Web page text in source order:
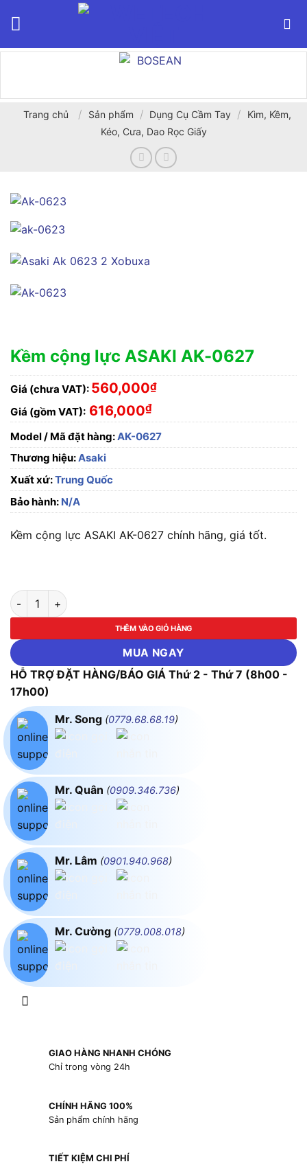
Trang chủ / Sản phẩm / Dụng Cụ Cầm Tay /
Kìm, Kềm,
Kéo, Cưa, Dao Rọc Giấy
Kềm cộng lực ASAKI AK-0627
Giá (chưa VAT): 560,000₫
Giá (gồm VAT): 616,000₫
Model / Mã đặt hàng:AK-0627
Thương hiệu:Asaki
Xuất xứ:Trung Quốc
Bảo hành: N/A
Kềm cộng lực ASAKI AK-0627 chính hãng, giá tốt.
Kềm cộng lực ASAKI AK-0627 số lượng
THÊM VÀO GIỎ HÀNG
MUA NGAY
HỖ TRỢ ĐẶT HÀNG/BÁO GIÁ Thứ 2 - Thứ 7 (8h00 -
17h00)
Mr. Song (0779.68.68.19)
Mr. Quân (0909.346.736)
Mr. Lâm (0901.940.968)
Mr. Cường (0779.008.018)
GIAO HÀNG NHANH CHÓNG
Chỉ trong vòng 24h
CHÍNH HÃNG 100%
Sản phẩm chính hãng
TIẾT KIỆM CHI PHÍ